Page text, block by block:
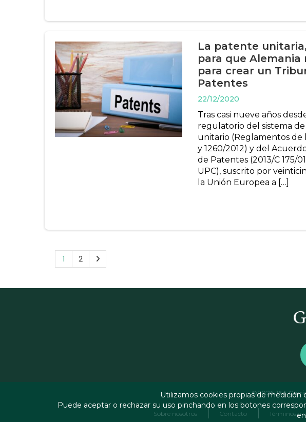
La patente
para que
para crear un
Patentes
22/12/2020
Tras casi nueve años
regulatorio del sistema
unitario (Reglamentos de
y 1260/2012) y del
de Patentes (2013/C 175/
UPC), suscrito por
la Unión Europea a […]
1 2
©2026 J&A
Sobre nosotros Contacto Términos y
Utilizamos cookies propias de
Puede aceptar o rechazar su uso pinchando en los botones